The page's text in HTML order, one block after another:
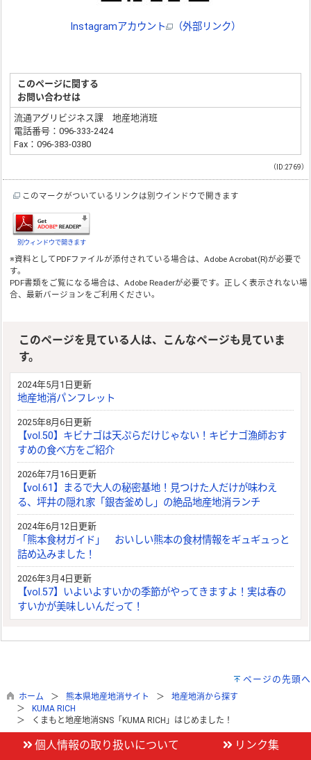
Instagramアカウント （外部リンク）
このページに関する
お問い合わせは
流通アグリビジネス課 地産地消班
電話番号：096‐333‐2424
Fax：096‐383‐0380
（ID:2769）
このマークがついているリンクは別ウインドウで開きます
別ウィンドウで開きます
※資料としてPDFファイルが添付されている場合は、Adobe Acrobat(R)が必要で
す。
PDF書類をご覧になる場合は、Adobe Readerが必要です。正しく表示されない場
合、最新バージョンをご利用ください。
このページを見ている人は、こんなページも見ていま
す。
2024年5月1日更新
地産地消パンフレット
2025年8月6日更新
【vol.50】キビナゴは天ぷらだけじゃない！キビナゴ漁師おす
すめの食べ方をご紹介
2026年7月16日更新
【vol.61】まるで大人の秘密基地！見つけた人だけが味わえ
る、坪井の隠れ家「銀杏釜めし」の絶品地産地消ランチ
2024年6月12日更新
「熊本食材ガイド」 おいしい熊本の食材情報をギュギュっと
詰め込みました！
2026年3月4日更新
【vol.57】いよいよすいかの季節がやってきますよ！実は春の
すいかが美味しいんだって！
ページの先頭へ
ホーム 熊本県地産地消サイト
地産地消から探す
KUMA RICH
くまもと地産地消SNS「KUMA RICH」はじめました！
個人情報の取り扱いについて リンク集